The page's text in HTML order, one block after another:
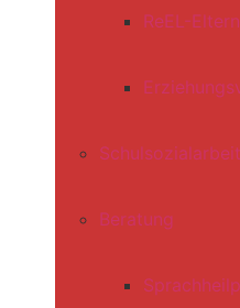
ReEL-
Schulsozialarbeit
Beratung